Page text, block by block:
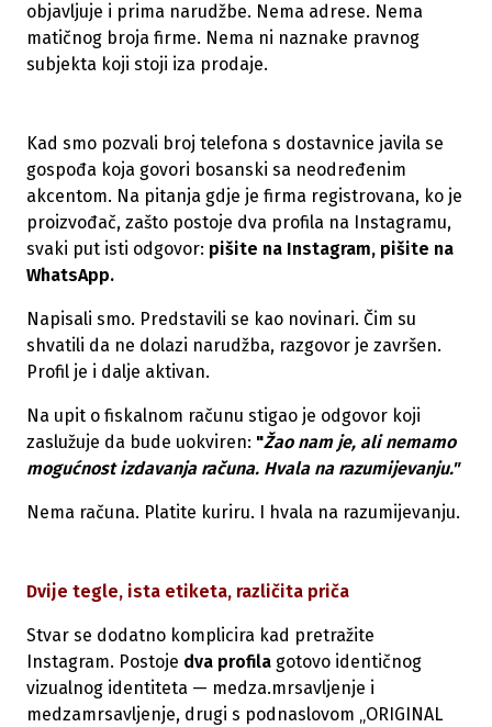
objavljuje i prima narudžbe. Nema adrese. Nema
matičnog broja firme. Nema ni naznake pravnog
subjekta koji stoji iza prodaje.
Kad smo pozvali broj telefona s dostavnice javila se
gospođa koja govori bosanski sa neodređenim
akcentom. Na pitanja gdje je firma registrovana, ko je
proizvođač, zašto postoje dva profila na Instagramu,
svaki put isti odgovor: pišite na Instagram, pišite na
WhatsApp.
Napisali smo. Predstavili se kao novinari. Čim su
shvatili da ne dolazi narudžba, razgovor je završen.
Profil je i dalje aktivan.
Na upit o fiskalnom računu stigao je odgovor koji
zaslužuje da bude uokviren: "Žao nam je, ali nemamo
mogućnost izdavanja računa. Hvala na razumijevanju."
Nema računa. Platite kuriru. I hvala na razumijevanju.
Dvije tegle, ista etiketa, različita priča
Stvar se dodatno komplicira kad pretražite
Instagram. Postoje dva profila gotovo identičnog
vizualnog identiteta — medza.mrsavljenje i
medzamrsavljenje, drugi s podnaslovom „ORIGINAL